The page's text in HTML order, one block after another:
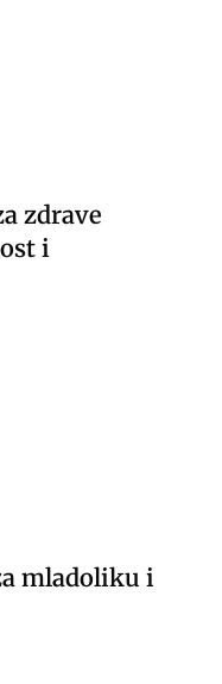
zdrave
i
mladoliku i